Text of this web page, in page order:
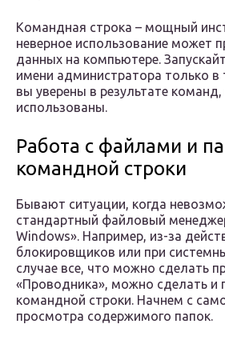
Командная строка – мощный
неверное использование может
данных на компьютере.
имени администратора только в
вы уверены в результате
использованы.
Работа с файлами и
командной строки
Бывают ситуации, когда
стандартный файловый
Windows». Например, из-за
блокировщиков или при
случае все, что можно сделать
«Проводника», можно сделать и
командной строки. Начнем с
просмотра содержимого папок.